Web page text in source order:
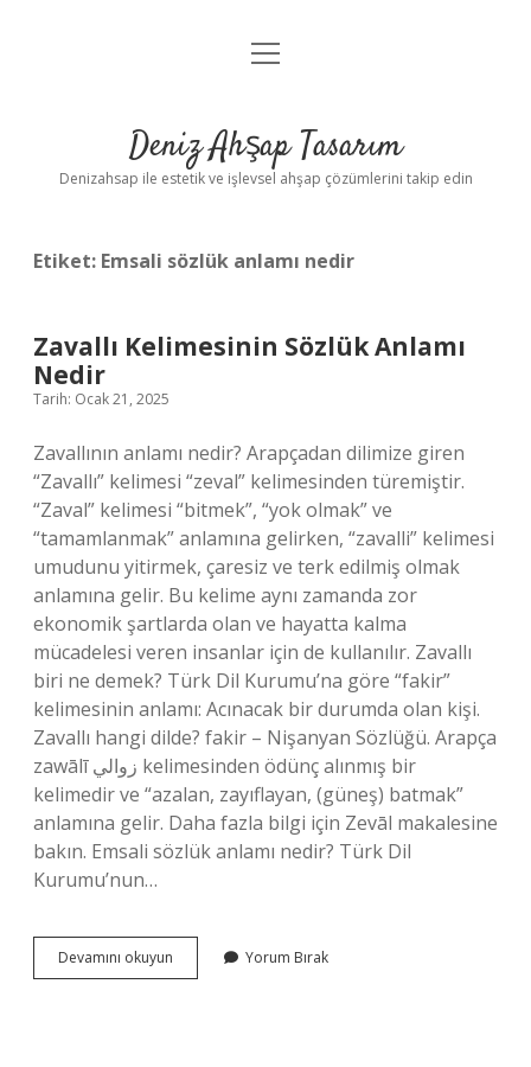
Anasayfa
Yasal Uyarı
menüyü
Deniz Ahşap Tasarım
Denizahsap ile estetik ve işlevsel ahşap çözümlerini takip edin
Etiket: Emsali sözlük anlamı nedir
Zavallı Kelimesinin Sözlük Anlamı
Nedir
Tarih: Ocak 21, 2025
Zavallının anlamı nedir? Arapçadan dilimize giren
“Zavallı” kelimesi “zeval” kelimesinden türemiştir.
“Zaval” kelimesi “bitmek”, “yok olmak” ve
“tamamlanmak” anlamına gelirken, “zavalli” kelimesi
umudunu yitirmek, çaresiz ve terk edilmiş olmak
anlamına gelir. Bu kelime aynı zamanda zor
ekonomik şartlarda olan ve hayatta kalma
mücadelesi veren insanlar için de kullanılır. Zavallı
biri ne demek? Türk Dil Kurumu’na göre “fakir”
kelimesinin anlamı: Acınacak bir durumda olan kişi.
Zavallı hangi dilde? fakir – Nişanyan Sözlüğü. Arapça
zawālī زوالي kelimesinden ödünç alınmış bir
kelimedir ve “azalan, zayıflayan, (güneş) batmak”
anlamına gelir. Daha fazla bilgi için Zevāl makalesine
bakın. Emsali sözlük anlamı nedir? Türk Dil
Kurumu’nun…
Devamını okuyun
Kelimesinin
Yorum Bırak